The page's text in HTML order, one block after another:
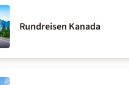
Rundreisen Kanada